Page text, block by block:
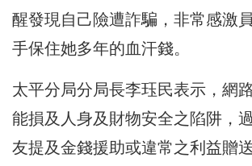
醒發現自己險遭詐騙， 非常感激
手保住她多年的血汗錢。
太平分局分局長李珏民表示， 網
能損及人身及財物安全之陷阱，
友提及金錢援助或違常之利益贈